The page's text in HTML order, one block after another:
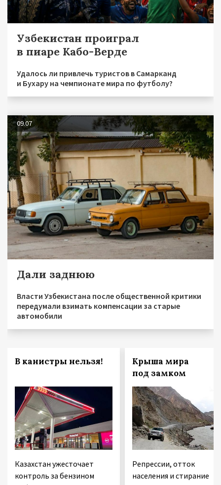
Узбекистан проиграл
в пиаре Кабо-Верде
Удалось ли привлечь туристов в Самарканд
и Бухару на чемпионате мира по футболу?
09.07
Дали заднюю
Власти Узбекистана после общественной критики
передумали взимать компенсации за старые
автомобили
В канистры нельзя!
Казахстан ужесточает
контроль за бензином
Крыша мира
под замком
Репрессии, отток
населения и стирание